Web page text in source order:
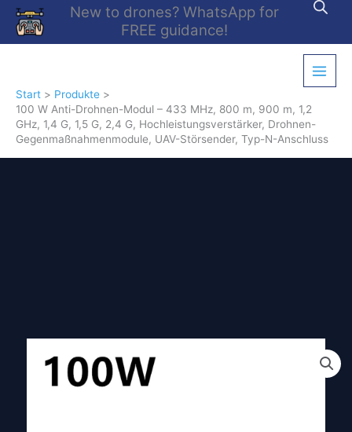
Zum
Inhalt
springen
New to drones? WhatsApp for
FREE guidance!
Start
Produkte
100 W Anti-Drohnen-Modul – 433 MHz, 800 m, 900 m, 1,2
GHz, 1,4 G, 1,5 G, 2,4 G, Hochleistungsverstärker, Drohnen-
Gegenmaßnahmenmodule, UAV-Störsender, Typ-N-Anschluss